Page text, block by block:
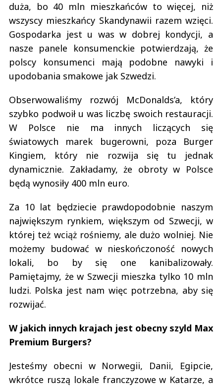
duża, bo 40 mln mieszkańców to więcej, niż
wszyscy mieszkańcy Skandynawii razem wzięci.
Gospodarka jest u was w dobrej kondycji, a
nasze panele konsumenckie potwierdzają, że
polscy konsumenci mają podobne nawyki i
upodobania smakowe jak Szwedzi.
Obserwowaliśmy rozwój McDonalds’a, który
szybko podwoił u was liczbę swoich restauracji.
W Polsce nie ma innych liczących się
światowych marek bugerowni, poza Burger
Kingiem, który nie rozwija się tu jednak
dynamicznie. Zakładamy, że obroty w Polsce
będą wynosiły 400 mln euro.
Za 10 lat będziecie prawdopodobnie naszym
największym rynkiem, większym od Szwecji, w
której też wciąż rośniemy, ale dużo wolniej. Nie
możemy budować w nieskończoność nowych
lokali, bo by się one kanibalizowały.
Pamiętajmy, że w Szwecji mieszka tylko 10 mln
ludzi. Polska jest nam więc potrzebna, aby się
rozwijać.
W jakich innych krajach jest obecny szyld Max
Premium Burgers?
Jesteśmy obecni w Norwegii, Danii, Egipcie,
wkrótce ruszą lokale franczyzowe w Katarze, a